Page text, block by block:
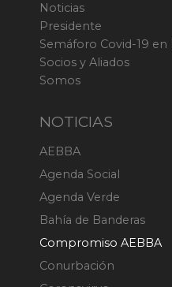
Noticias
Presidente
Semáforo Covid-19 en
Socios y Aliados
Somos
NOTICIAS
AEBBA
Agenda Social
Agenda Verde
Bahía de Banderas
Compromiso AEBBA
Conurbación